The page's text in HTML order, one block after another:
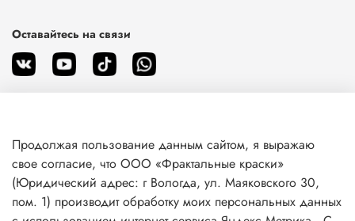
О магазине
Клиентам
Оставайтесь на связи
Продолжая пользование данным сайтом, я выражаю
свое согласие, что ООО «Фрактальные краски»
(Юридический адрес: г Вологда, ул. Маяковского 30,
пом. 1) производит обработку моих персональных данных